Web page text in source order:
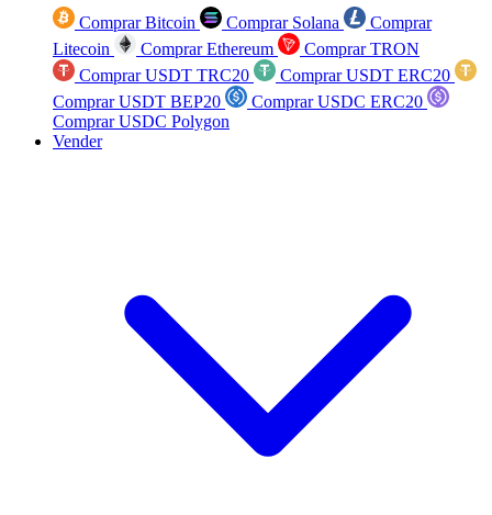
Comprar Bitcoin Comprar Solana
Comprar
Litecoin
Comprar Ethereum
Comprar TRON
Comprar USDT TRC20
Comprar USDT ERC20
Comprar USDT BEP20
Comprar USDC ERC20
Comprar USDC Polygon
Vender